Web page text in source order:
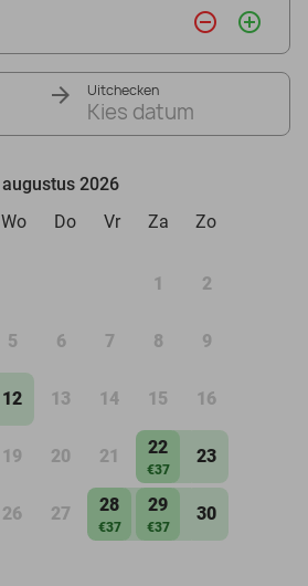
remove_circle_outline add_circle_outline
Uitchecken
Kies datum
augustus 2026
Wo Do Vr Za Zo
1 2
5 6 7 8 9
12 13 14 15 16
19 20 21 22
€37
23
26 27 28
€37
29
€37
30